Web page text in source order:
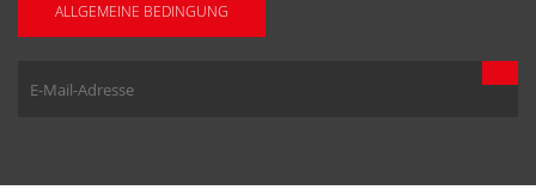
ALLGEMEINE BEDINGUNG